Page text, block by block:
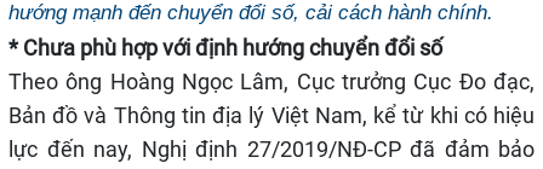
hướng mạnh đến chuyển đổi số, cải cách hành chính.
* Chưa phù hợp với định hướng chuyển đổi số
Theo ông Hoàng Ngọc Lâm, Cục trưởng Cục Đo đạc,
Bản đồ và Thông tin địa lý Việt Nam, kể từ khi có hiệu
lực đến nay, Nghị định 27/2019/NĐ-CP đã đảm bảo